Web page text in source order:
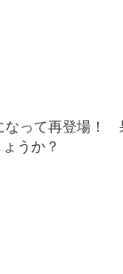
なって再登場！
うか？